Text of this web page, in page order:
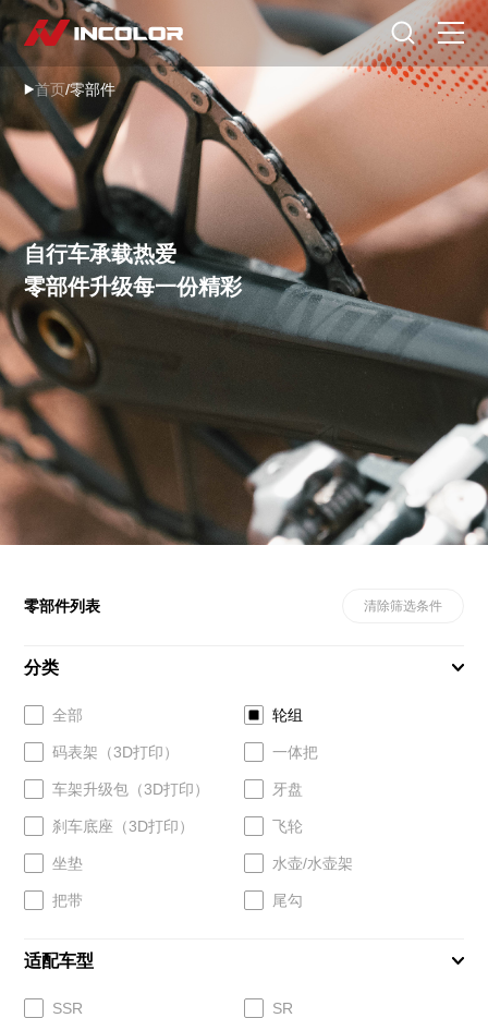
首页
自行车
零部件
骑行故事
关于我们
服务专区
门店查询
选择语言
首页/零部件
自行车承载热爱
零部件升级每一份精彩
零部件列表 清除筛选条件
分类
全部 轮组
码表架（3D打印） 一体把
车架升级包（3D打印） 牙盘
刹车底座（3D打印） 飞轮
坐垫 水壶/水壶架
把带 尾勾
适配车型
SSR SR